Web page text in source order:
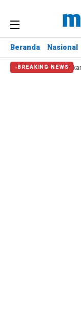
Beranda Nasional
BREAKING NEWS
Krisis Air dan Kebakaran